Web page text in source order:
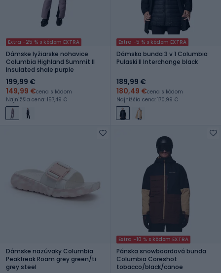
Extra -25 % s kódom EXTRA
Dámske lyžiarske nohavice
Columbia Highland Summit II
Insulated shale purple
199,99 €
149,99 €cena s kódom
Najnižšia cena: 157,49 €
Extra -5 % s kódom EXTRA
Dámska bunda 3 v 1 Columbia
Pulaski II Interchange black
189,99 €
180,49 €cena s kódom
Najnižšia cena: 170,99 €
Dámske nazúvaky Columbia
Peakfreak Roam grey green/ti
grey steel
Extra -10 % s kódom EXTRA
Pánska snowboardová bunda
Columbia Coreshot
tobacco/black/canoe